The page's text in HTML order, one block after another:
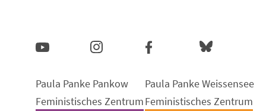
Paula Panke Pankow
Feministisches Zentrum
Paula Panke Weissensee
Feministisches Zentrum